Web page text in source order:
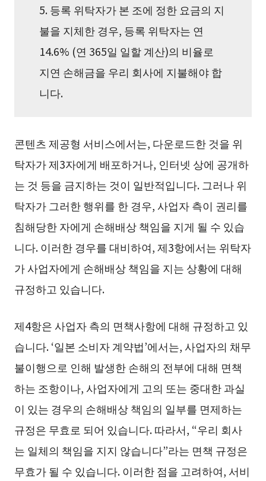
5. 등록 위탁자가 본 조에 정한 요금의 지
불을 지체한 경우, 등록 위탁자는 연
14.6% (연 365일 일할 계산)의 비율로
지연 손해금을 우리 회사에 지불해야 합
니다.
콘텐츠 제공형 서비스에서는, 다운로드한 것을 위
탁자가 제3자에게 배포하거나, 인터넷 상에 공개하
는 것 등을 금지하는 것이 일반적입니다. 그러나 위
탁자가 그러한 행위를 한 경우, 사업자 측이 권리를
침해당한 자에게 손해배상 책임을 지게 될 수 있습
니다. 이러한 경우를 대비하여, 제3항에서는 위탁자
가 사업자에게 손해배상 책임을 지는 상황에 대해
규정하고 있습니다.
제4항은 사업자 측의 면책사항에 대해 규정하고 있
습니다. ‘일본 소비자 계약법’에서는, 사업자의 채무
불이행으로 인해 발생한 손해의 전부에 대해 면책
하는 조항이나, 사업자에게 고의 또는 중대한 과실
이 있는 경우의 손해배상 책임의 일부를 면제하는
규정은 무효로 되어 있습니다. 따라서, “우리 회사
는 일체의 책임을 지지 않습니다”라는 면책 규정은
무효가 될 수 있습니다. 이러한 점을 고려하여, 서비